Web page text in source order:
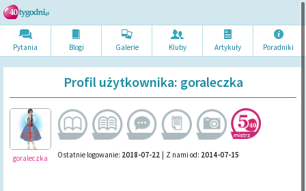
Pytania Blogi Galerie Kluby Artykuły Poradniki
Profil użytkownika: goraleczka
goraleczka Ostatnie logowanie: 2018-07-22 | Z nami od: 2014-07-15